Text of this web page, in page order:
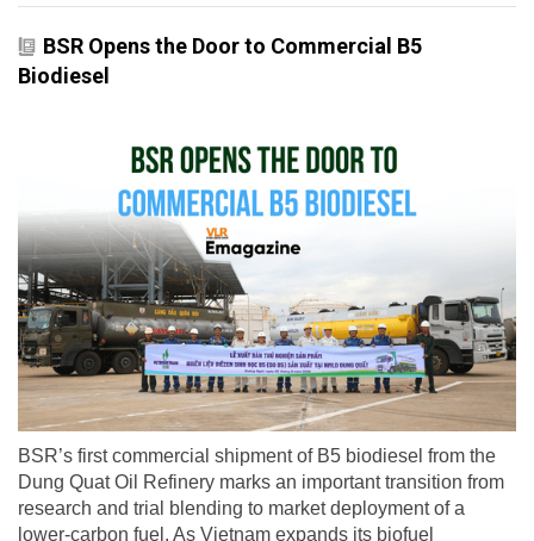
BSR Opens the Door to Commercial B5
Biodiesel
BSR’s first commercial shipment of B5 biodiesel from the
Dung Quat Oil Refinery marks an important transition from
research and trial blending to market deployment of a
lower-carbon fuel. As Vietnam expands its biofuel